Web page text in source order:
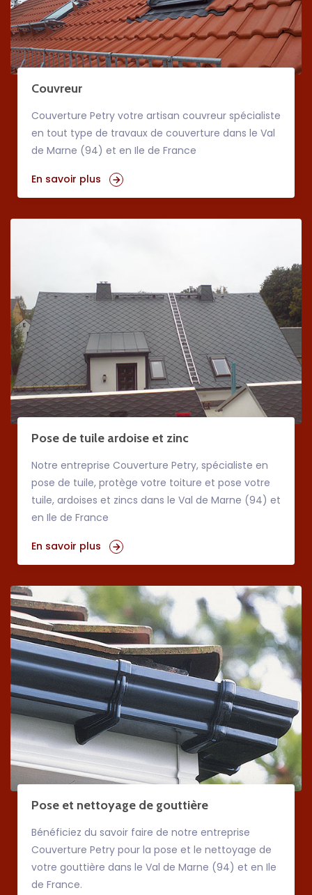
Couvreur
Couverture Petry votre artisan couvreur spécialiste
en tout type de travaux de couverture dans le Val
de Marne (94) et en Ile de France
En savoir plus
Pose de tuile ardoise et zinc
Notre entreprise Couverture Petry, spécialiste en
pose de tuile, protège votre toiture et pose votre
tuile, ardoises et zincs dans le Val de Marne (94) et
en Ile de France
En savoir plus
Pose et nettoyage de gouttière
Bénéficiez du savoir faire de notre entreprise
Couverture Petry pour la pose et le nettoyage de
votre gouttière dans le Val de Marne (94) et en Ile
de France.